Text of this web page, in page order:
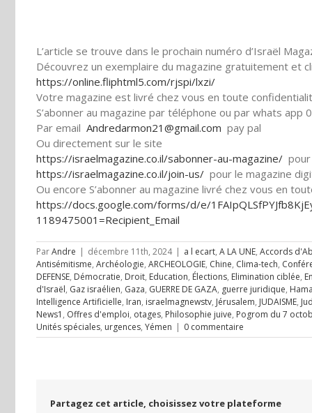
L’article se trouve dans le prochain numéro d’Israël
Découvrez un exemplaire du magazine gratuitement et
https://online.fliphtml5.com/rjspi/lxzi/
Votre magazine est livré chez vous en toute
S’abonner au magazine par téléphone ou par whats
Par email Andredarmon21@gmail.com pay pal
Ou directement sur le site
https://israelmagazine.co.il/sabonner-au-magazine/
https://israelmagazine.co.il/join-us/ pour le magazine
Ou encore S’abonner au magazine livré chez vous en
https://docs.google.com/forms/d/e/
1189475001=Recipient_Email
ParAndre | décembre 11th, 2024 | a l ecart, A LA UNE, Accords
Antisémitisme, Archéologie, ARCHEOLOGIE, Chine, Clima-tech,
DEFENSE, Démocratie, Droit, Education, Élections, Elimination ciblée,
d'Israël, Gaz israélien, Gaza, GUERRE DE GAZA, guerre juridique,
Intelligence Artificielle, Iran, israelmagnewstv, Jérusalem, JUDAISME,
News1 , Offres d'emploi, otages, Philosophie juive, Pogrom du 7
Unités spéciales, urgences, Yémen | 0 commentaire
Partagez cet article, choisissez votre plateforme